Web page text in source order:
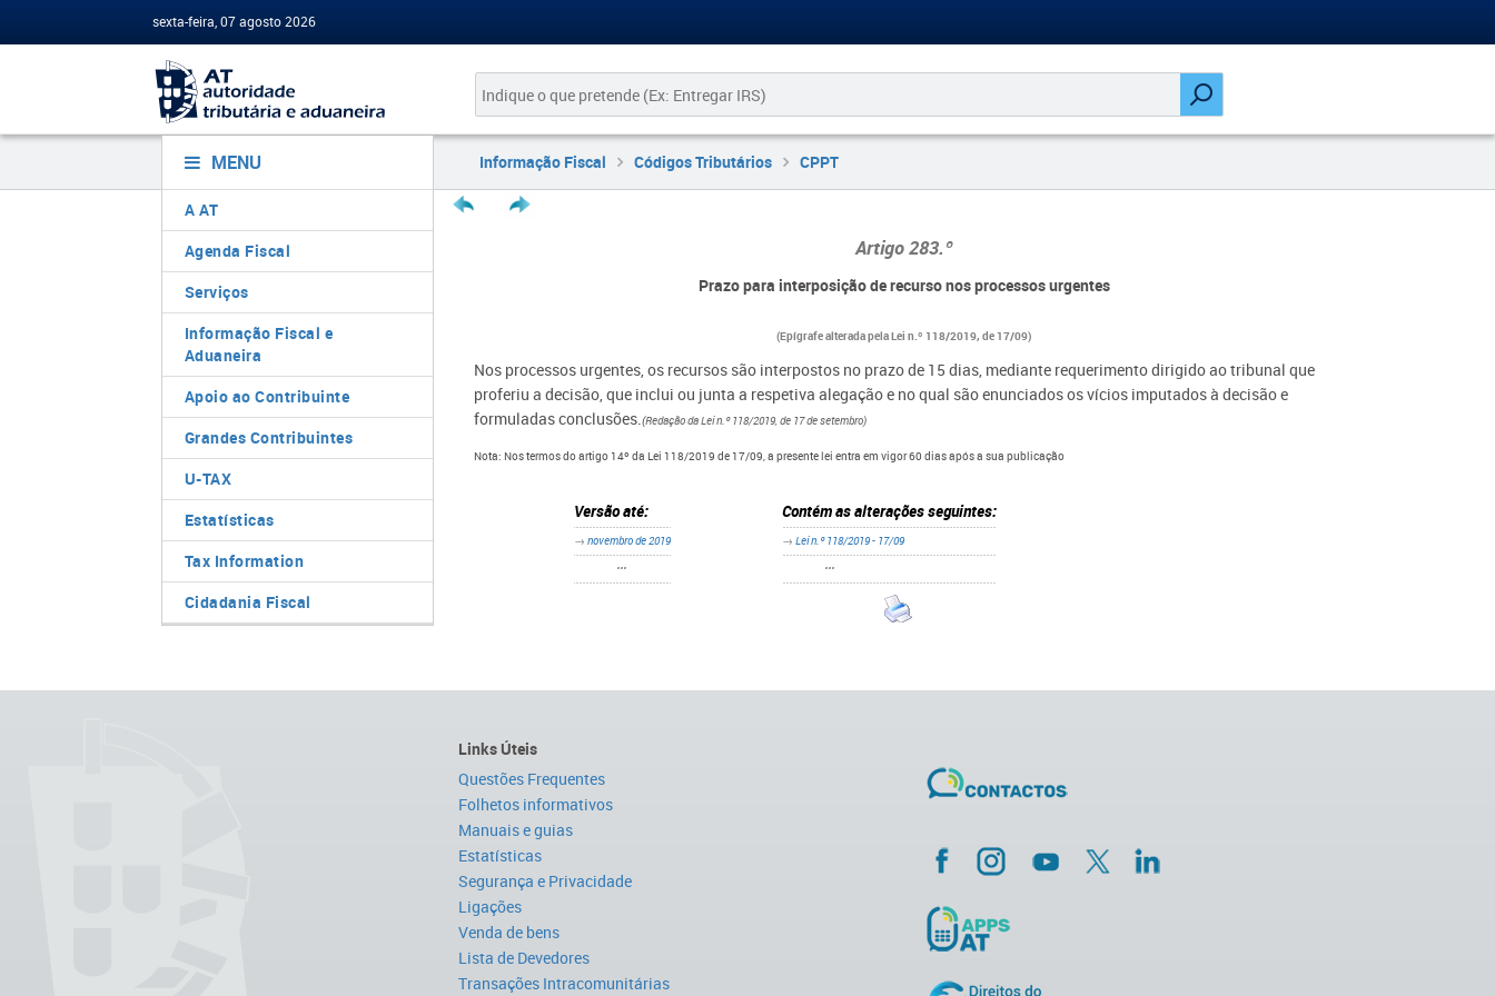
sexta-feira, 07 agosto 2026
MENU
A AT
Agenda Fiscal
Serviços
Informação Fiscal e
Aduaneira
Apoio ao Contribuinte
Grandes Contribuintes
U-TAX
Estatísticas
Tax Information
Cidadania Fiscal
Informação Fiscal Códigos Tributários CPPT
Artigo ​283.º
Prazo para interposição de recurso nos processos urgentes
(Epígrafe alterada pela Lei n.º 118/2019, de 17/09)
Nos processos urgentes, os recursos são interpostos no prazo de 15 dias, mediante requerimento dirigido ao tribunal que
proferiu a decisão, que inclui ou junta a respetiva alegação e no qual são enunciados os vícios imputados à decisão e
formuladas conclusões.(Redação da Lei n.º 118/2019, de 17 de setembro)
Nota: Nos termos do artigo 14º da Lei 118/2019 de 17/09, a presente lei entra em vigor 60 dias após a sua publicação
Versão até:
→ novembro de 2019
•••
Contém as alterações seguintes:
→ Lei n.º 118/2019 - 17/09
•••
Links Úteis
Questões Frequentes
Folhetos informativos
Manuais e guias
Estatísticas
Segurança e Privacidade
Ligações
Venda de bens
Lista de Devedores
Transações Intracomunitárias